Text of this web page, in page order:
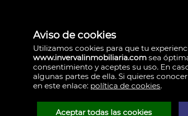
46185
España
Política
Aviso de cookies
Utilizamos cookies para que tu
www.invervalinmobiliaria.com sea
consentimiento y aceptes su uso. En
algunas partes de ella. Si quieres
en este enlace: política de cookies.
Aceptar todas las cookies